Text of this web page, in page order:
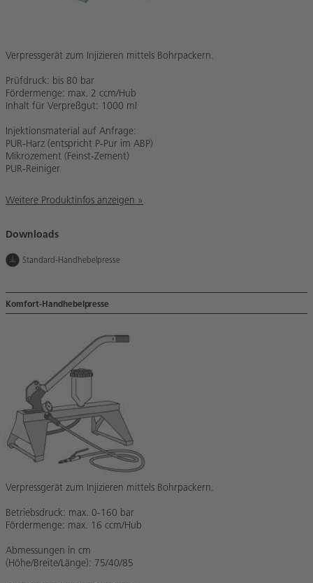
Verpressgerät zum Injizieren mittels Bohrpackern.
Prüfdruck: bis 80 bar
Fördermenge: max. 2 ccm/Hub
Inhalt für Verpreßgut: 1000 ml
Injektionsmaterial auf Anfrage:
PUR-Harz (entspricht P-Pur im ABP)
Mikrozement (Feinst-Zement)
PUR-Reiniger
Weitere Produktinfos anzeigen »
Downloads
Standard-Handhebelpresse
Komfort-Handhebelpresse
Verpressgerät zum Injizieren mittels Bohrpackern.
Betriebsdruck: max. 0-160 bar
Fördermenge: max. 16 ccm/Hub
Abmessungen in cm
(Höhe/Breite/Länge): 75/40/85